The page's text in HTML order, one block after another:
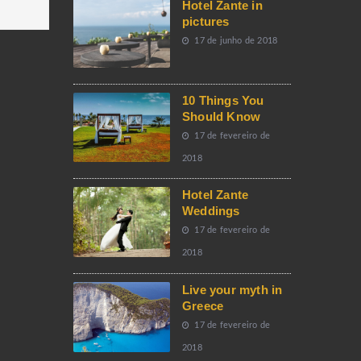
Hotel Zante in
pictures
17 de junho de 2018
10 Things You
Should Know
17 de fevereiro de
2018
Hotel Zante
Weddings
17 de fevereiro de
2018
Live your myth in
Greece
17 de fevereiro de
2018